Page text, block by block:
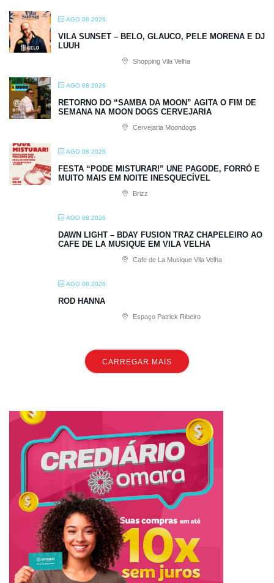
AGO 08 2026
VILA SUNSET – BELO, GLAUCO, PELE MORENA E DJ
LUUH
Shopping Vila Velha
AGO 08 2026
RETORNO DO “SAMBA DA MOON” AGITA O FIM DE
SEMANA NA MOON DOGS CERVEJARIA
Cervejaria Moondogs
AGO 08 2026
FESTA “PODE MISTURAR!” UNE PAGODE, FORRÓ E
MUITO MAIS EM NOITE INESQUECÍVEL
Brizz
AGO 08 2026
DAWN LIGHT – BDAY FUSION TRAZ CHAPELEIRO AO
CAFE DE LA MUSIQUE EM VILA VELHA
Cafe de La Musique Vila Velha
AGO 08 2026
ROD HANNA
Espaço Patrick Ribeiro
CARREGAR MAIS